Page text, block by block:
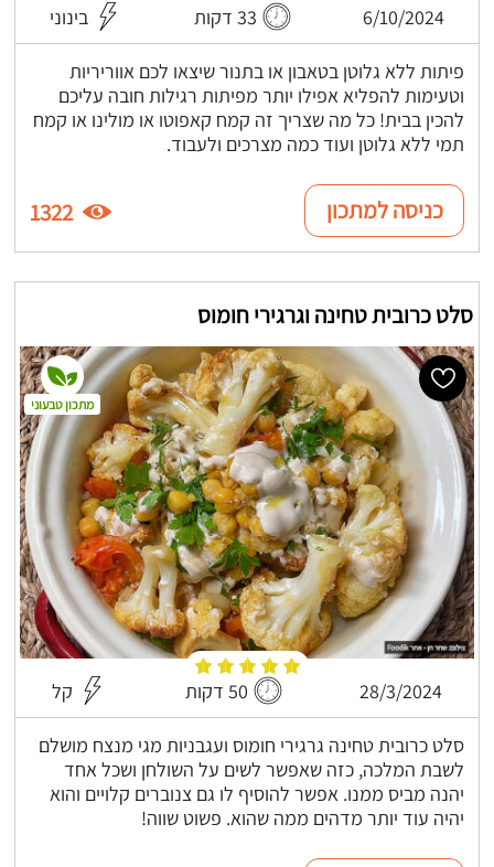
6/10/2024 33 דקות בינוני
פיתות ללא גלוטן בטאבון או בתנור שיצאו לכם אווריריות
וטעימות להפליא אפילו יותר מפיתות רגילות חובה עליכם
להכין בבית! כל מה שצריך זה קמח קאפוטו או מולינו או קמח
תמי ללא גלוטן ועוד כמה מצרכים ולעבוד.
כניסה למתכון 1322
סלט כרובית טחינה וגרגירי חומוס
28/3/2024 50 דקות קל
סלט כרובית טחינה גרגירי חומוס ועגבניות מגי מנצח מושלם
לשבת המלכה, כזה שאפשר לשים על השולחן ושכל אחד
יהנה מביס ממנו. אפשר להוסיף לו גם צנוברים קלויים והוא
יהיה עוד יותר מדהים ממה שהוא. פשוט שווה!
מתכון טבעוני